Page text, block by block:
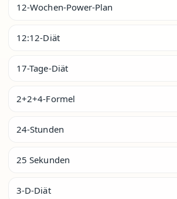
12-Wochen-Power-Plan
12:12-Diät
17-Tage-Diät
2+2+4-Formel
24-Stunden
25 Sekunden
3-D-Diät